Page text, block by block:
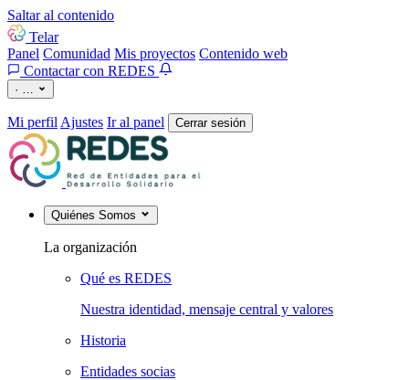
Saltar al contenido
Telar
Panel Comunidad Mis proyectos Contenido web
Contactar con REDES
· …
Mi perfil Ajustes Ir al panel Cerrar sesión
Quiénes Somos
La organización
Qué es REDES
Nuestra identidad, mensaje central y valores
Historia
Entidades socias